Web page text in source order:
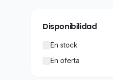
Disponibilidad
En stock
En oferta